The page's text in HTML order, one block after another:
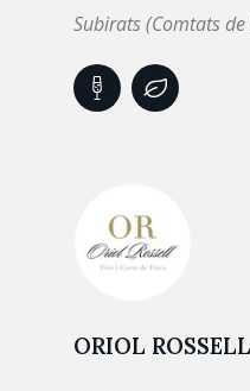
Subirats (Comtats
ORIOL ROSSELL